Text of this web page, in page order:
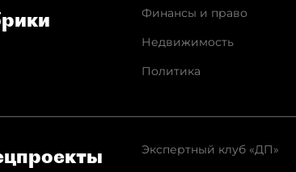
Финансы и право
Недвижимость
Политика
Экспертный клуб «ДП»